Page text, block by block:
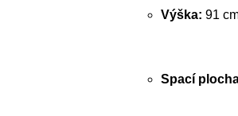
Výška: 91
Spací